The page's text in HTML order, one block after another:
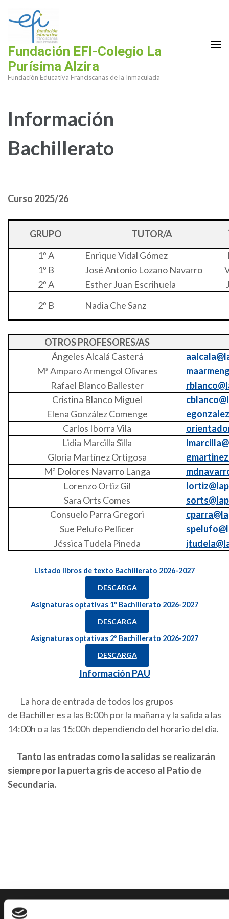
contenido
(presiona
tecla
Fundación EFI-Colegio La
Purísima Alzira
Fundación Educativa Franciscanas de la Inmaculada
Información
Bachillerato
Curso 2025/26
GRUPO TUTOR/A
1º A Enrique Vidal Gómez
1º B
José Antonio Lozano Navarro
2º A
Esther Juan Escrihuela
2º B
Nadia Che Sanz
OTROS PROFESORES/AS
Ángeles Alcalá Casterá
Mª Amparo Armengol Olivares
Rafael Blanco Ballester
Cristina Blanco Miguel
Elena González Comenge
Carlos Iborra Vila
Lidia Marcilla Silla
Gloria Martínez Ortigosa
Mª Dolores Navarro Langa
Lorenzo Ortiz Gil
Sara Orts Comes
Consuelo Parra Gregori
Sue Pelufo Pellicer
Jéssica Tudela Pineda
Listado libros de texto Bachillerato 2026-2027
DESCARGA
Asignaturas optativas 1º Bachillerato 2026-2027
DESCARGA
Asignaturas optativas 2º Bachillerato 2026-2027
DESCARGA
Información PAU
La hora de entrada de todos los grupos
de Bachiller es a las 8:00h por la mañana y la salida a las
14:00h o a las 15:00h dependiendo del horario del día.
Tanto las entradas como la salidas se realizarán
siempre por la puerta gris de acceso al Patio de
Secundaria.